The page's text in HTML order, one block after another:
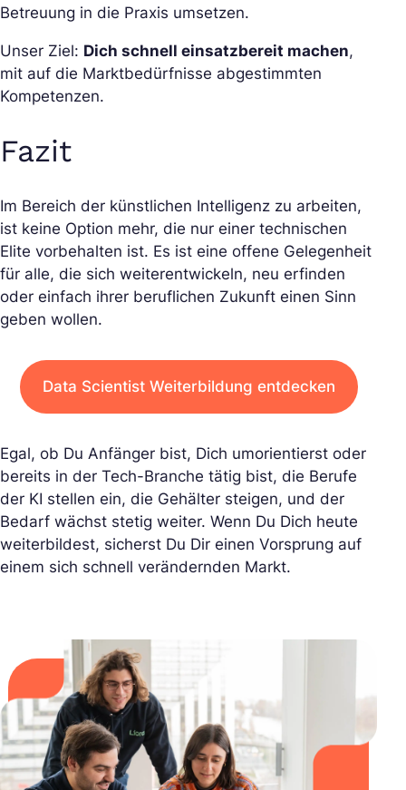
Betreuung in die Praxis umsetzen.
Unser Ziel: Dich schnell einsatzbereit machen,
mit auf die Marktbedürfnisse abgestimmten
Kompetenzen.
Fazit
Im Bereich der künstlichen Intelligenz zu arbeiten,
ist keine Option mehr, die nur einer technischen
Elite vorbehalten ist. Es ist eine offene Gelegenheit
für alle, die sich weiterentwickeln, neu erfinden
oder einfach ihrer beruflichen Zukunft einen Sinn
geben wollen.
Data Scientist Weiterbildung entdecken
Egal, ob Du Anfänger bist, Dich umorientierst oder
bereits in der Tech-Branche tätig bist, die Berufe
der KI stellen ein, die Gehälter steigen, und der
Bedarf wächst stetig weiter. Wenn Du Dich heute
weiterbildest, sicherst Du Dir einen Vorsprung auf
einem sich schnell verändernden Markt.